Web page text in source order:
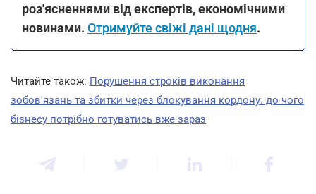
роз'ясненнями від експертів, економічними
новинами. Отримуйте свіжі дані щодня.
Читайте також: Порушення строків виконання
зобов'язань та збитки через блокування кордону: до чого
бізнесу потрібно готуватись вже зараз